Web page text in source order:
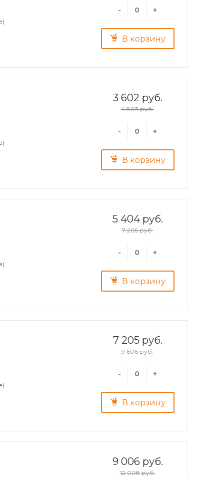
- +
В корзину
3 602 руб.
4 803 руб.
- +
В корзину
5 404 руб.
7 205 руб.
- +
В корзину
7 205 руб.
9 606 руб.
- +
В корзину
9 006 руб.
12 008 руб.